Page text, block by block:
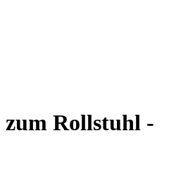
zum Rollstuhl -